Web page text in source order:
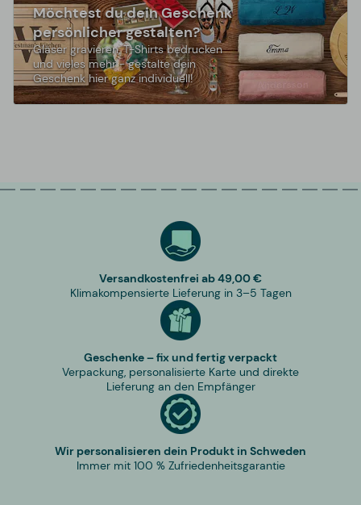
Möchtest du dein Geschenk
persönlicher gestalten?
Gläser gravieren, T-Shirts bedrucken
und vieles mehr - gestalte dein
Geschenk hier ganz individuell!
Versandkostenfrei ab 49,00 €
Klimakompensierte Lieferung in 3–5 Tagen
Geschenke – fix und fertig verpackt
Verpackung, personalisierte Karte und direkte
Lieferung an den Empfänger
Wir personalisieren dein Produkt in Schweden
Immer mit 100 % Zufriedenheitsgarantie